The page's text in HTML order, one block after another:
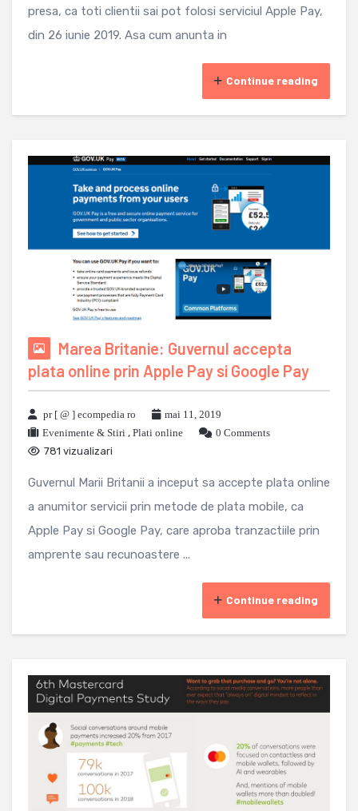
presa, ca toti clientii sai pot folosi serviciul Apple Pay,
din 26 iunie 2019. Asa cum anunta in
Continue reading
Marea Britanie: Guvernul accepta
plata online prin Apple Pay si Google Pay
pr [ @ ] ecompedia ro
mai 11, 2019
Evenimente & Stiri , Plati online
0 Comments
781 vizualizari
Guvernul Marii Britanii a inceput sa accepte plata online
a anumitor servicii prin metode de plata mobile, ca
Apple Pay si Google Pay, care aproba tranzactiile prin
amprente sau recunoastere ...
Continue reading